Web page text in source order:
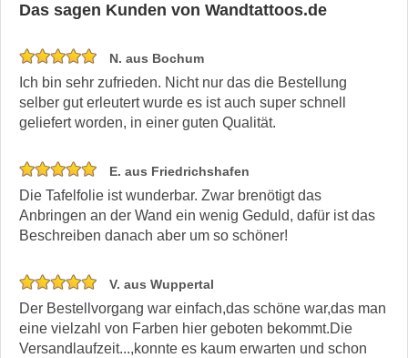
Das sagen Kunden von Wandtattoos.de
N. aus Bochum
Ich bin sehr zufrieden. Nicht nur das die Bestellung
selber gut erleutert wurde es ist auch super schnell
geliefert worden, in einer guten Qualität.
E. aus Friedrichshafen
Die Tafelfolie ist wunderbar. Zwar brenötigt das
Anbringen an der Wand ein wenig Geduld, dafür ist das
Beschreiben danach aber um so schöner!
V. aus Wuppertal
Der Bestellvorgang war einfach,das schöne war,das man
eine vielzahl von Farben hier geboten bekommt.Die
Versandlaufzeit...,konnte es kaum erwarten und schon